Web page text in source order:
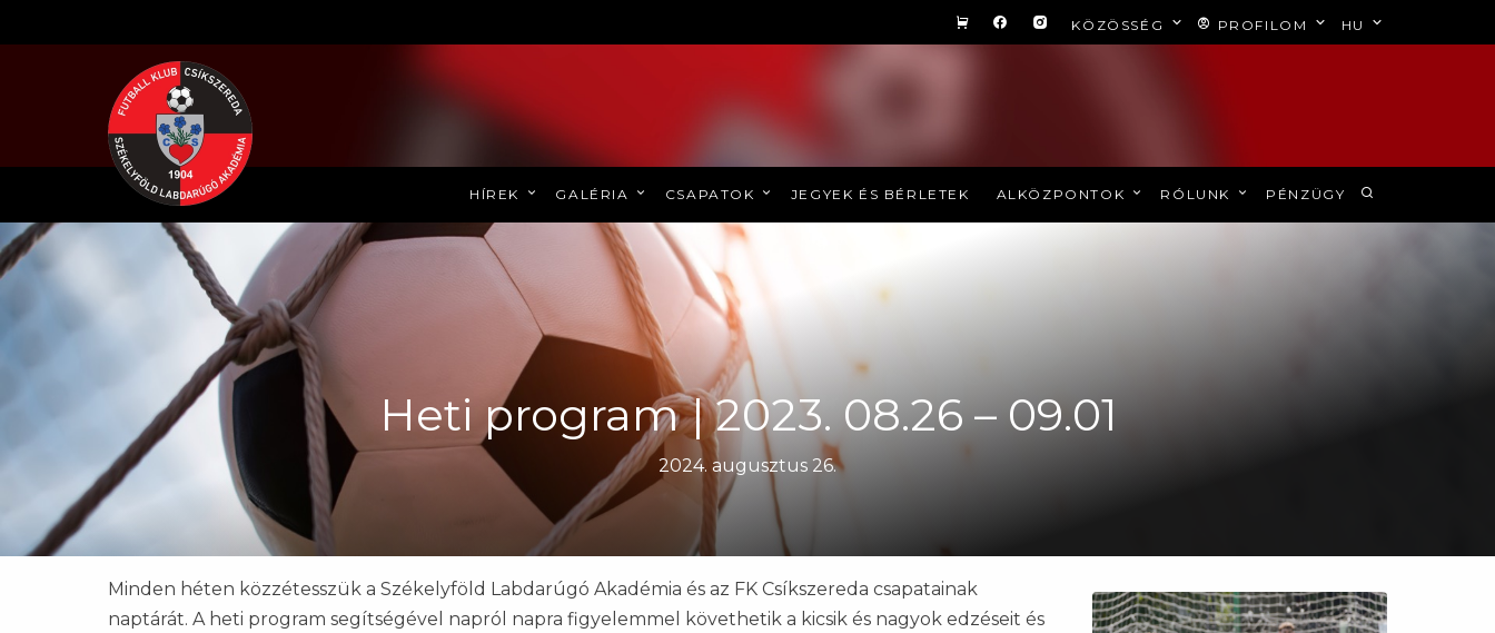
KÖZÖSSÉG PROFILOM HU
HÍREK GALÉRIA CSAPATOK JEGYEK ÉS BÉRLETEK ALKÖZPONTOK RÓLUNK PÉNZÜGY
Heti program | 2023. 08.26 – 09.01
2024. augusztus 26.
Minden héten közzétesszük a Székelyföld Labdarúgó Akadémia és az FK Csíkszereda csapatainak
naptárát. A heti program segítségével napról napra figyelemmel követhetik a kicsik és nagyok edzéseit és